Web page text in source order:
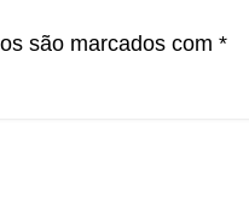
são marcados com *